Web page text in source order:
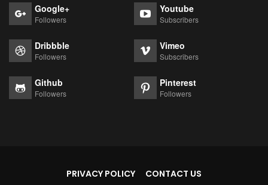
Google+
Followers
Youtube
Subscribers
Dribbble
Followers
Vimeo
Subscribers
Github
Followers
Pinterest
Followers
PRIVACY POLICY CONTACT US